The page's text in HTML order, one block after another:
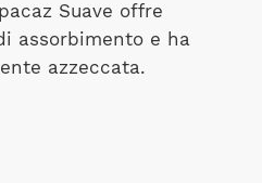
Suave offre
assorbimento e ha
azzeccata.